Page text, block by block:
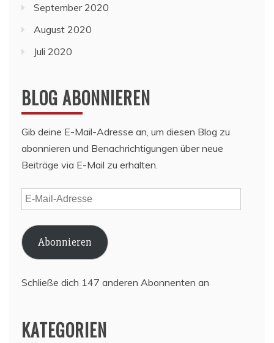
September 2020
August 2020
Juli 2020
BLOG ABONNIEREN
Gib deine E-Mail-Adresse an, um diesen Blog zu
abonnieren und Benachrichtigungen über neue
Beiträge via E-Mail zu erhalten.
E-
Mail-
Adresse
Abonnieren
Schließe dich 147 anderen Abonnenten an
KATEGORIEN